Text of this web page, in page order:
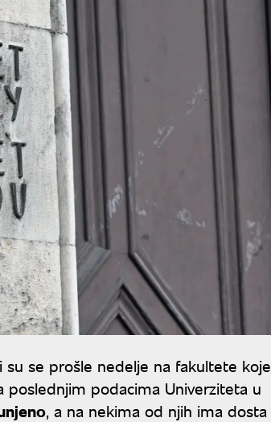
su se prošle nedelje na fakultete koje
podacima Univerziteta u
, a na nekima od njih ima dosta